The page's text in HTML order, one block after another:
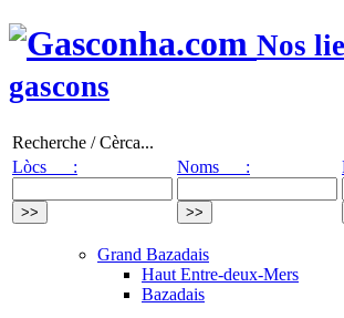
Nos
gascons
Recherche / Cèrca...
Lòcs :
Noms :
Grand Bazadais
Haut Entre-deux-Mers
Bazadais